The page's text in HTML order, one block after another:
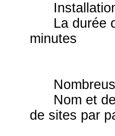
Installation
La durée
minutes
Nom et
de sites par